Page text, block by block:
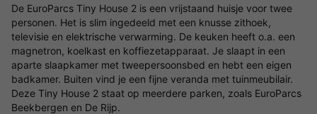
De EuroParcs Tiny House 2 is een vrijstaand huisje voor twee
personen. Het is slim ingedeeld met een knusse zithoek,
televisie en elektrische verwarming. De keuken heeft o.a. een
magnetron, koelkast en koffiezetapparaat. Je slaapt in een
aparte slaapkamer met tweepersoonsbed en hebt een eigen
badkamer. Buiten vind je een fijne veranda met tuinmeubilair.
Deze Tiny House 2 staat op meerdere parken, zoals EuroParcs
Beekbergen en De Rijp.